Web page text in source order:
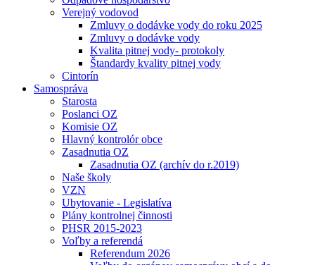
Verejný vodovod
Zmluvy o dodávke vody do roku 2025
Zmluvy o dodávke vody
Kvalita pitnej vody- protokoly
Štandardy kvality pitnej vody
Cintorín
Samospráva
Starosta
Poslanci OZ
Komisie OZ
Hlavný kontrolór obce
Zasadnutia OZ
Zasadnutia OZ (archív do r.2019)
Naše školy
VZN
Ubytovanie - Legislatíva
Plány kontrolnej činnosti
PHSR 2015-2023
Voľby a referendá
Referendum 2026